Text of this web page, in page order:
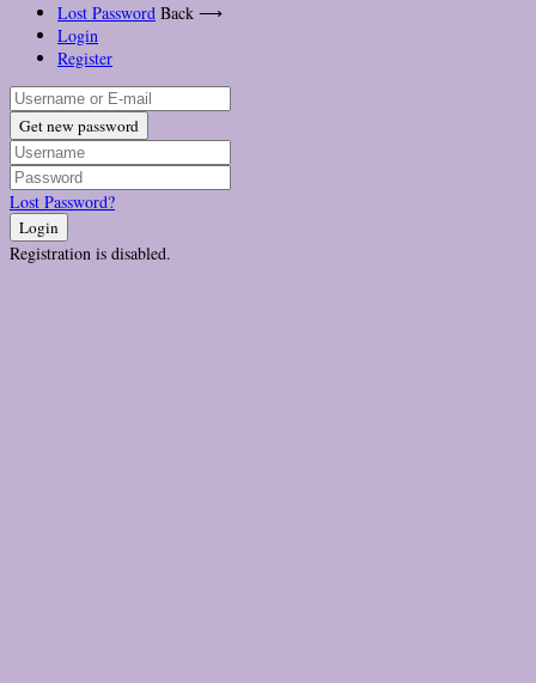
Lost Password Back ⟶
Login
Register
Get new password
Lost Password?
Login
Registration is disabled.